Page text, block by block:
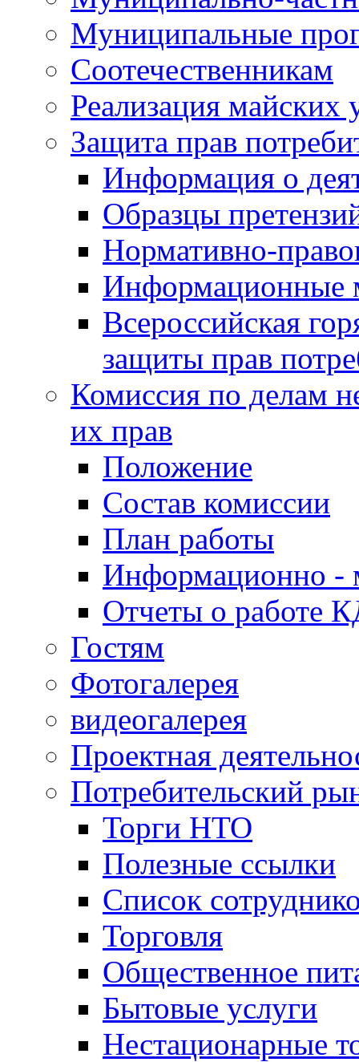
Муниципальные
Соотечественникам
Реализация майских
Защита прав
Информация о
Образцы
Нормативно-
Информационные
Всероссийская
защиты прав
Комиссия по делам
их прав
Положение
Состав комиссии
План работы
Информационно -
Отчеты о работе
Гостям
Фотогалерея
видеогалерея
Проектная
Потребительский
Торги НТО
Полезные ссылки
Список
Торговля
Общественное
Бытовые услуги
Нестационарные